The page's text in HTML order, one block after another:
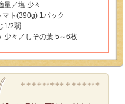
量／塩 少々
マト(390g) 1パック
1/2弱
少々／しその葉 5～6枚